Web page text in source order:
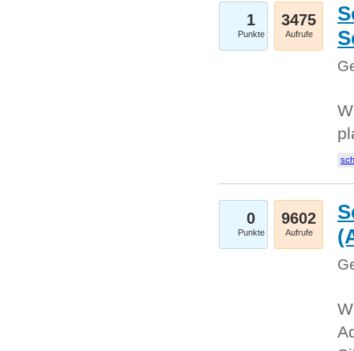
1
Punkte
3475
Aufrufe
0
Punkte
9602
Aufrufe